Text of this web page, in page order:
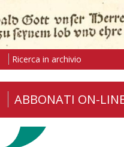
Ricerca in archivio
ABBONATI ON-